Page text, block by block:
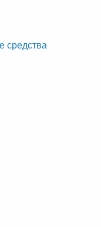
средства